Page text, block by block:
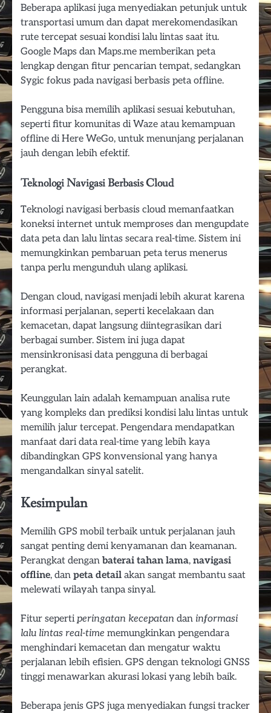
Beberapa aplikasi juga menyediakan petunjuk untuk
transportasi umum dan dapat merekomendasikan
rute tercepat sesuai kondisi lalu lintas saat itu.
Google Maps dan Maps.me memberikan peta
lengkap dengan fitur pencarian tempat, sedangkan
Sygic fokus pada navigasi berbasis peta offline.
Pengguna bisa memilih aplikasi sesuai kebutuhan,
seperti fitur komunitas di Waze atau kemampuan
offline di Here WeGo, untuk menunjang perjalanan
jauh dengan lebih efektif.
Teknologi Navigasi Berbasis Cloud
Teknologi navigasi berbasis cloud memanfaatkan
koneksi internet untuk memproses dan mengupdate
data peta dan lalu lintas secara real-time. Sistem ini
memungkinkan pembaruan peta terus menerus
tanpa perlu mengunduh ulang aplikasi.
Dengan cloud, navigasi menjadi lebih akurat karena
informasi perjalanan, seperti kecelakaan dan
kemacetan, dapat langsung diintegrasikan dari
berbagai sumber. Sistem ini juga dapat
mensinkronisasi data pengguna di berbagai
perangkat.
Keunggulan lain adalah kemampuan analisa rute
yang kompleks dan prediksi kondisi lalu lintas untuk
memilih jalur tercepat. Pengendara mendapatkan
manfaat dari data real-time yang lebih kaya
dibandingkan GPS konvensional yang hanya
mengandalkan sinyal satelit.
Kesimpulan
Memilih GPS mobil terbaik untuk perjalanan jauh
sangat penting demi kenyamanan dan keamanan.
Perangkat dengan baterai tahan lama, navigasi
offline, dan peta detail akan sangat membantu saat
melewati wilayah tanpa sinyal.
Fitur seperti peringatan kecepatan dan informasi
lalu lintas real-time memungkinkan pengendara
menghindari kemacetan dan mengatur waktu
perjalanan lebih efisien. GPS dengan teknologi GNSS
tinggi menawarkan akurasi lokasi yang lebih baik.
Beberapa jenis GPS juga menyediakan fungsi tracker